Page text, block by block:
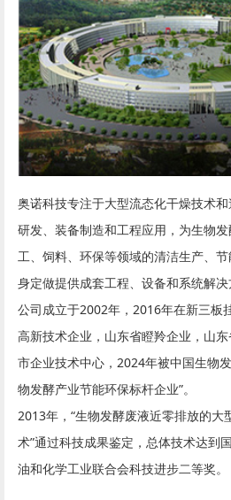
奥诺科技专注于大型流态化干燥技术
研发、装备制造和工程应用，为生物
工、饲料、环保等领域的清洁生产、
身定做提供成套工程、设备和系统解决
公司成立于2002年，2016年在新三板
高新技术企业，山东省瞪羚企业，山
市企业技术中心，2024年被中国生物
物发酵产业节能环保标杆企业”。
2013年，“生物发酵废液近零排放的大
术”通过科技成果鉴定，总体技术达到
油和化学工业联合会科技进步二等奖。